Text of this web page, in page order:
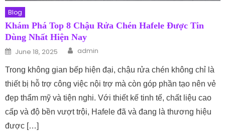
Blog
Khám Phá Top 8 Chậu Rửa Chén Hafele Được Tin
Dùng Nhất Hiện Nay
Posted on
June 18, 2025 Author
admin
Trong không gian bếp hiện đại, chậu rửa chén không chỉ là
thiết bị hỗ trợ công việc nội trợ mà còn góp phần tạo nên vẻ
đẹp thẩm mỹ và tiện nghi. Với thiết kế tinh tế, chất liệu cao
cấp và độ bền vượt trội, Hafele đã và đang là thương hiệu
được […]